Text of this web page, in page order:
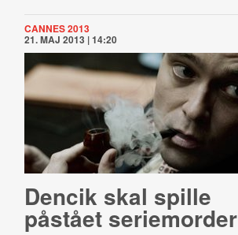
CANNES 2013
21. MAJ 2013 | 14:20
Dencik skal spille
påstået seriemorder